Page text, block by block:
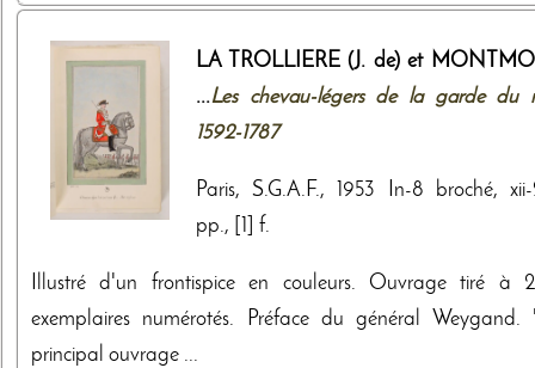
LA TROLLIERE (J. de) et
...Les chevau-légers de la garde du
1592-1787
Paris, S.G.A.F., 1953 In-8 broché, xii-
pp., [1] f.
Illustré d'un frontispice en couleurs. Ouvrage tiré à
exemplaires numérotés. Préface du général Weygand.
principal ouvrage ...